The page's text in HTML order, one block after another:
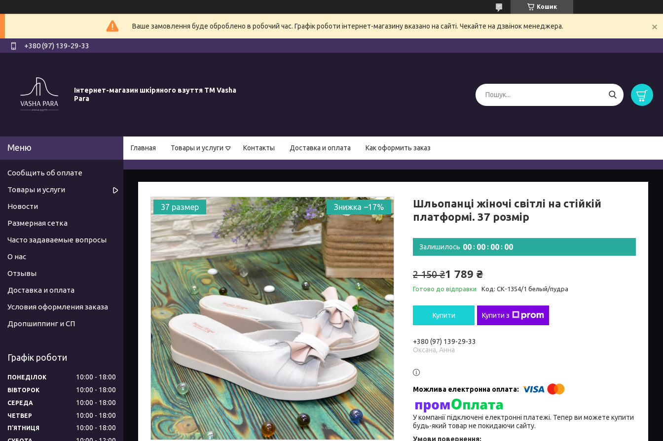
Кошик
Ваше замовлення буде оброблено в робочий час. Графік роботи інтернет-магазину вказано на сайті. Чекайте на дзвінок менеджера.
+380 (97) 139-29-33
Інтернет-магазин шкіряного взуття ТМ Vasha
Para
Главная Товары и услуги Контакты Доставка и оплата Как оформить заказ
37 размер –17%
Шльопанці жіночі світлі на стійкій
платформі. 37 розмір
Залишилось 00 00 00 00
2 150 ₴1 789 ₴
Готово до відправки Код: СК-1354/1 белый/пудра
Купити Купити з
+380 (97) 139-29-33
Оксана, Анна
У компанії підключені електронні платежі. Тепер ви можете купити
будь-який товар не покидаючи сайту.
Сообщить об оплате
Товары и услуги
Новости
Размерная сетка
Часто задаваемые вопросы
О нас
Отзывы
Доставка и оплата
Условия оформления заказа
Дропшиппинг и СП
Графік роботи
ПОНЕДІЛОК 10:00 18:00
ВІВТОРОК 10:00 18:00
СЕРЕДА 10:00 18:00
ЧЕТВЕР 10:00 18:00
ПʼЯТНИЦЯ 10:00 18:00